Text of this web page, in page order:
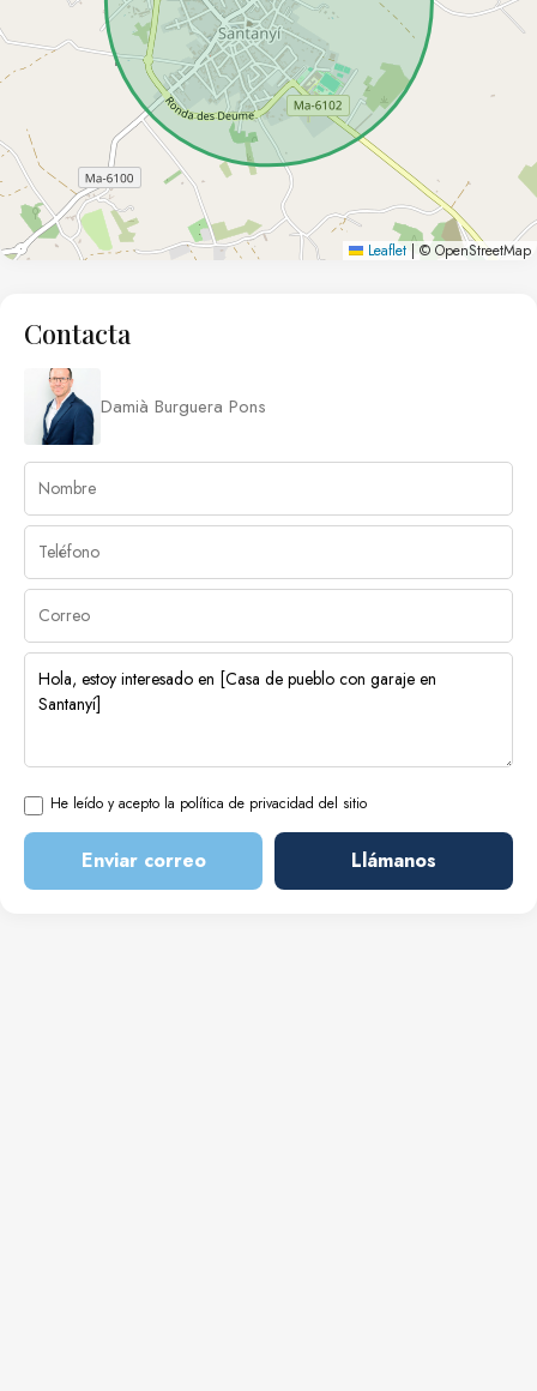
Leaflet © OpenStreetMap
Contacta
Damià Burguera Pons
He leído y acepto la política de privacidad del sitio
Enviar correo Llámanos